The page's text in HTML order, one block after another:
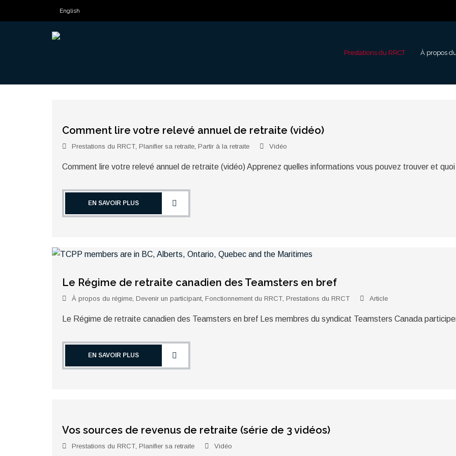
English
Prestations du RRCT À propos
Comment lire votre relevé annuel de retraite (vidéo)
Prestations du RRCT, Planifier sa retraite, Partir à la retraite Vidéo
Comment lire votre relevé annuel de retraite (vidéo) Apprenez quelles informations vous pouvez trouver et
EN SAVOIR PLUS
Le Régime de retraite canadien des Teamsters en bref
À propos du régime, Devenir un participant, Fonctionnement du RRCT, Prestations du RRCT Article
Le Régime de retraite canadien des Teamsters en bref Les membres du syndicat Teamsters Canada
EN SAVOIR PLUS
Vos sources de revenus de retraite (série de 3 vidéos)
Prestations du RRCT, Planifier sa retraite Vidéo